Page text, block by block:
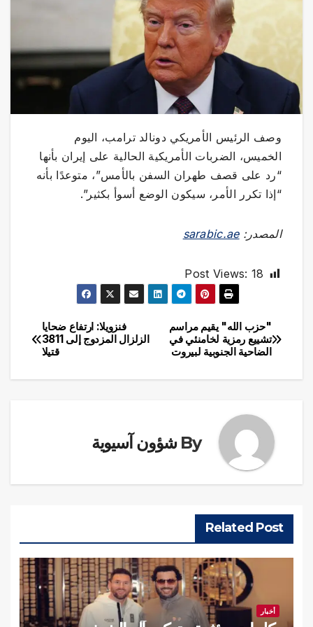
وصف الرئيس الأمريكي دونالد ترامب، اليوم
الخميس، الضربات الأمريكية الحالية على إيران بأنها
“رد على قصف طهران السفن بالأمس”، متوعدًا بأنه
“إذا تكرر الأمر، سيكون الوضع أسوأ بكثير”.
المصدر:sarabic.ae
Post Views: 18
تصفّح
المقالات
فنزويلا: ارتفاع ضحايا
الزلزال المزدوج إلى 3811
قتيلا
"حزب الله" يقيم مراسم
تشييع رمزية لخامنئي في
الضاحية الجنوبية لبيروت
By شؤون آسيوية
Related Post
أخبار